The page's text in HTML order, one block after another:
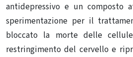
antidepressivo e un composto
sperimentazione per il
bloccato la morte delle
restringimento del cervello e